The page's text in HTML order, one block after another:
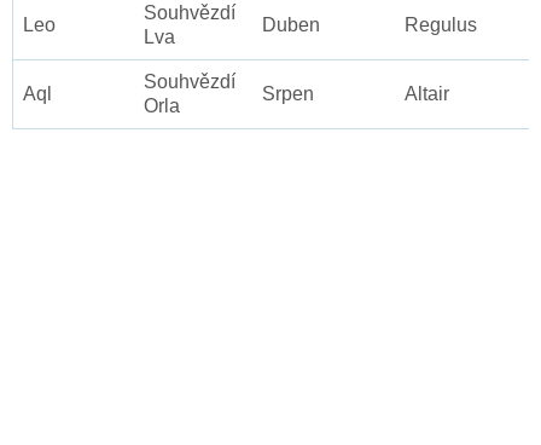
Leo
Souhvězdí
Lva
Duben Regulus
Aql
Souhvězdí
Orla
Srpen Altair